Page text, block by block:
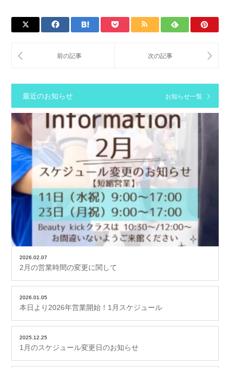
最近のお知らせ お知らせ一覧
2026.02.07
2月の営業時間の変更に関して
2026.01.05
本日より2026年営業開始！1月スケジュール
2025.12.25
1月のスケジュール変更日のお知らせ